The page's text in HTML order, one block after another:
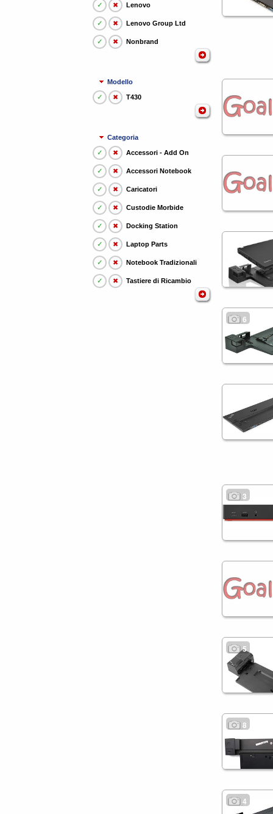
✓ ✖ Lenovo
✓ ✖ Lenovo Group Ltd
✓ ✖ Nonbrand
Modello
✓ ✖ T430
Categoria
✓ ✖ Accessori - Add On
✓ ✖ Accessori Notebook
✓ ✖ Caricatori
✓ ✖ Custodie Morbide
✓ ✖ Docking Station
✓ ✖ Laptop Parts
✓ ✖ Notebook Tradizionali
✓ ✖ Tastiere di Ricambio
6
3
5
8
4